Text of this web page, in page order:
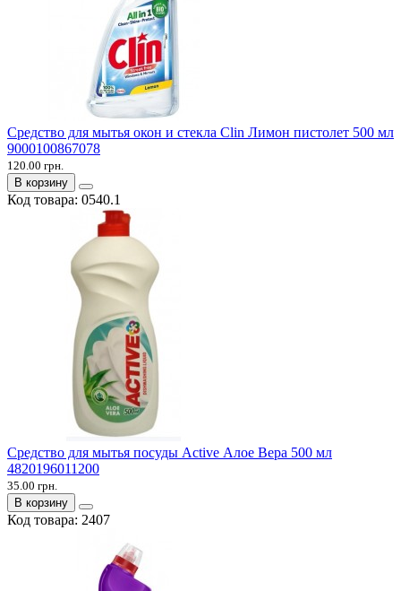
Средство для мытья окон и стекла Clin Лимон пистолет 500 мл
9000100867078
120.00 грн.
В корзину
Код товара: 0540.1
Средство для мытья посуды Active Алое Вера 500 мл
4820196011200
35.00 грн.
В корзину
Код товара: 2407